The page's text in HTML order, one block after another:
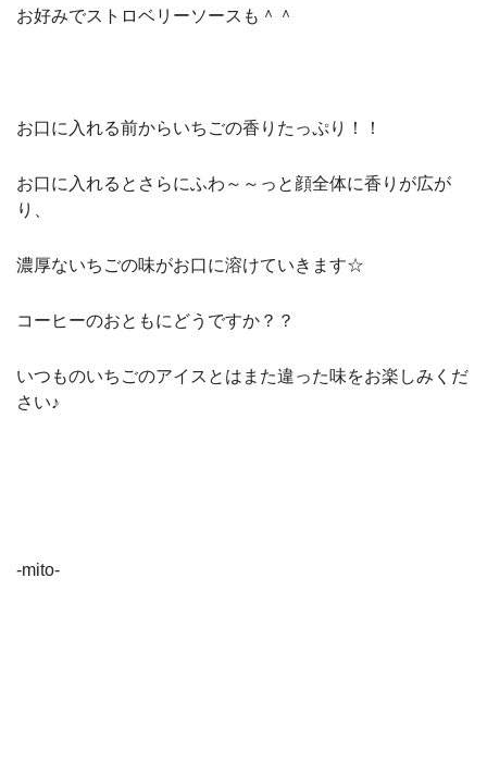
お好みでストロベリーソースも＾＾
お口に入れる前からいちごの香りたっぷり！！
お口に入れるとさらにふわ～～っと顔全体に香りが広が
り、
濃厚ないちごの味がお口に溶けていきます☆
コーヒーのおともにどうですか？？
いつものいちごのアイスとはまた違った味をお楽しみくだ
さい♪
-mito-